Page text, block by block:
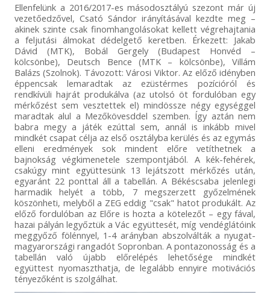
Ellenfelünk a 2016/2017-es másodosztályú szezont már új
vezetőedzővel, Csató Sándor irányításával kezdte meg –
akinek szinte csak finomhangolásokat kellett végrehajtania
a feljutási álmokat dédelgető keretben. Érkezett: Jakab
Dávid (MTK), Bobál Gergely (Budapest Honvéd –
kölcsönbe), Deutsch Bence (MTK – kölcsönbe), Villám
Balázs (Szolnok). Távozott: Városi Viktor. Az előző idényben
éppencsak lemaradtak az ezüstérmes pozícióról és
rendkívüli hajrát produkálva (az utolsó öt fordulóban egy
mérkőzést sem vesztettek el) mindössze négy egységgel
maradtak alul a Mezőkövesddel szemben. Így aztán nem
babra megy a játék ezúttal sem, annál is inkább mivel
mindkét csapat célja az első osztályba kerülés és az egymás
elleni eredmények sok mindent előre vetíthetnek a
bajnokság végkimenetele szempontjából. A kék-fehérek,
csakúgy mint együttesünk 13 lejátszott mérkőzés után,
egyaránt 22 ponttal áll a tabellán. A Békéscsaba jelenlegi
harmadik helyét a több, 7 megszerzett győzelmének
köszönheti, melyből a ZEG eddig "csak" hatot produkált. Az
előző fordulóban az Előre is hozta a kötelezőt – egy fával,
hazai pályán legyőztük a Vác együttesét, míg vendéglátóink
meggyőző fölénnyel, 1-4 arányban abszolválták a nyugat-
magyarországi rangadót Sopronban. A pontazonosság és a
tabellán való újabb előrelépés lehetősége mindkét
együttest nyomaszthatja, de legalább ennyire motivációs
tényezőként is szolgálhat.